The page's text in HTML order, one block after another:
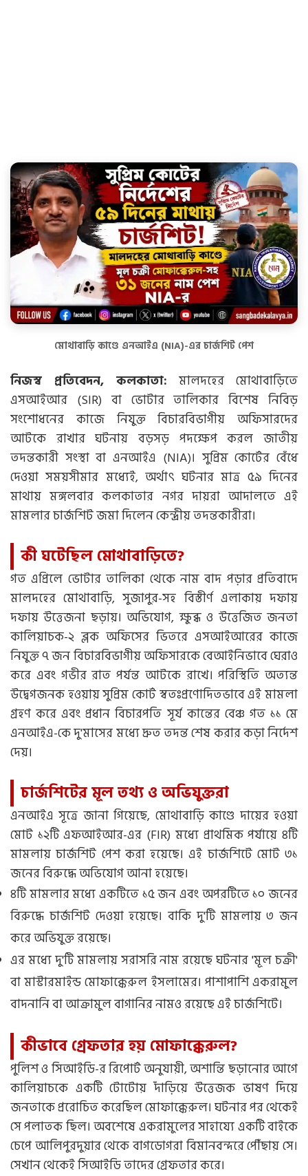
মোথাবাড়ি কাণ্ডে এনআইএ (NIA)-এর চার্জশিট পেশ
নিজস্ব প্রতিবেদন, কলকাতা: মালদহের মোথাবাড়িতে
এসআইআর (SIR) বা ভোটার তালিকার বিশেষ নিবিড়
সংশোধনের কাজে নিযুক্ত বিচারবিভাগীয় অফিসারদের
আটকে রাখার ঘটনায় বড়সড় পদক্ষেপ করল জাতীয়
তদন্তকারী সংস্থা বা এনআইএ (NIA)। সুপ্রিম কোর্টের বেঁধে
দেওয়া সময়সীমার মধ্যেই, অর্থাৎ ঘটনার মাত্র ৫৯ দিনের
মাথায় মঙ্গলবার কলকাতার নগর দায়রা আদালতে এই
মামলার চার্জশিট জমা দিলেন কেন্দ্রীয় তদন্তকারীরা।
কী ঘটেছিল মোথাবাড়িতে?
গত এপ্রিলে ভোটার তালিকা থেকে নাম বাদ পড়ার প্রতিবাদে
মালদহের মোথাবাড়ি, সুজাপুর-সহ বিস্তীর্ণ এলাকায় দফায়
দফায় উত্তেজনা ছড়ায়। অভিযোগ, ক্ষুব্ধ ও উত্তেজিত জনতা
কালিয়াচক-২ ব্লক অফিসের ভিতরে এসআইআরের কাজে
নিযুক্ত ৭ জন বিচারবিভাগীয় অফিসারকে বেআইনিভাবে ঘেরাও
করে এবং গভীর রাত পর্যন্ত আটকে রাখে। পরিস্থিতি অত্যন্ত
উদ্বেগজনক হওয়ায় সুপ্রিম কোর্ট স্বতঃপ্রণোদিতভাবে এই মামলা
গ্রহণ করে এবং প্রধান বিচারপতি সূর্য কান্তের বেঞ্চ গত ১১ মে
এনআইএ-কে দু'মাসের মধ্যে দ্রুত তদন্ত শেষ করার কড়া নির্দেশ
দেয়।
চার্জশিটের মূল তথ্য ও অভিযুক্তরা
এনআইএ সূত্রে জানা গিয়েছে, মোথাবাড়ি কাণ্ডে দায়ের হওয়া
মোট ১২টি এফআইআর-এর (FIR) মধ্যে প্রাথমিক পর্যায়ে ৪টি
মামলায় চার্জশিট পেশ করা হয়েছে। এই চার্জশিটে মোট ৩১
জনের বিরুদ্ধে অভিযোগ আনা হয়েছে।
৪টি মামলার মধ্যে একটিতে ১৫ জন এবং অপরটিতে ১০ জনের
বিরুদ্ধে চার্জশিট দেওয়া হয়েছে। বাকি দু'টি মামলায় ৩ জন
করে অভিযুক্ত রয়েছে।
এর মধ্যে দু'টি মামলায় সরাসরি নাম রয়েছে ঘটনার 'মূল চক্রী'
বা মাস্টারমাইন্ড মোফাক্কেরুল ইসলামের। পাশাপাশি একরামুল
বাদনানি বা আক্রামুল বাগানির নামও রয়েছে এই চার্জশিটে।
কীভাবে গ্রেফতার হয় মোফাক্কেরুল?
পুলিশ ও সিআইডি-র রিপোর্ট অনুযায়ী, অশান্তি ছড়ানোর আগে
কালিয়াচকে একটি টোটোয় দাঁড়িয়ে উত্তেজক ভাষণ দিয়ে
জনতাকে প্ররোচিত করেছিল মোফাক্কেরুল। ঘটনার পর থেকেই
সে পলাতক ছিল। অবশেষে একরামুলের সাহায্যে একটি বাইকে
চেপে আলিপুরদুয়ার থেকে বাগডোগরা বিমানবন্দরে পৌঁছায় সে।
সেখান থেকেই সিআইডি তাদের গ্রেফতার করে।